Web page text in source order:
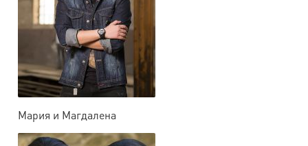
Мария и Магдалена
Филатови